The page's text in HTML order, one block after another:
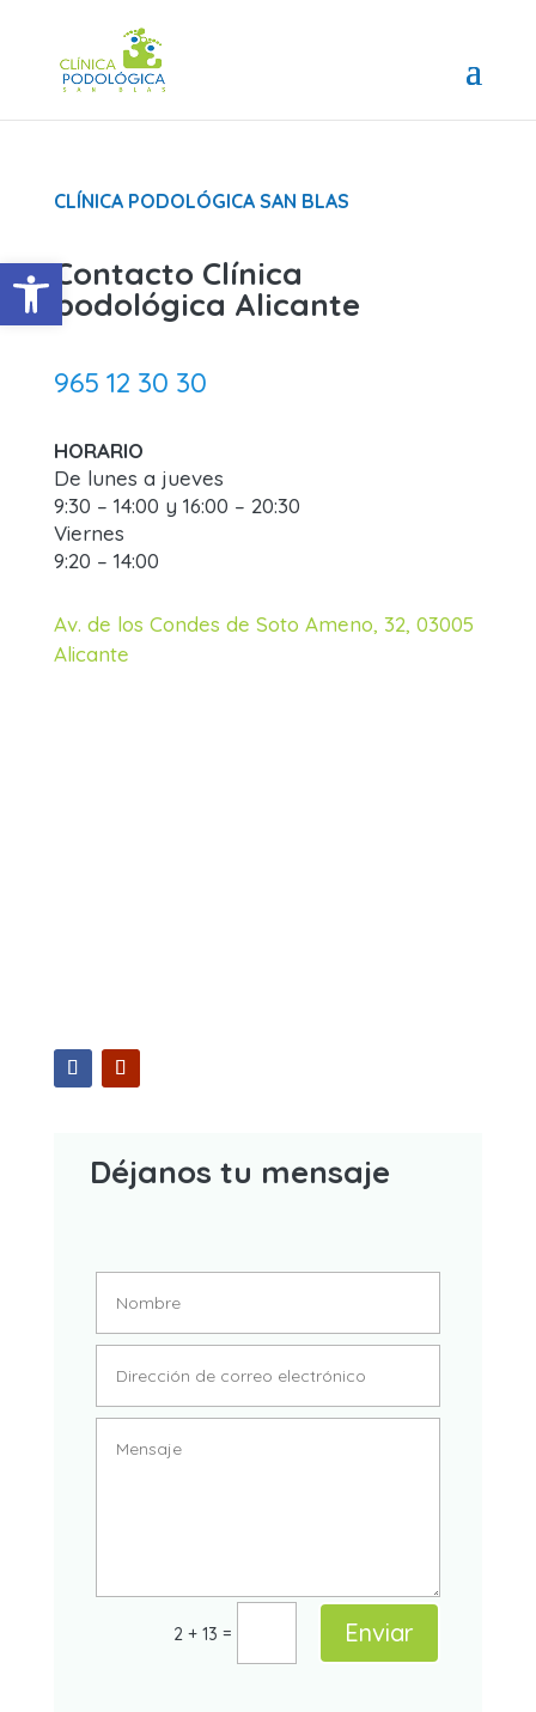
CLÍNICA PODOLÓGICA SAN BLAS
Contacto Clínica
podológica Alicante
965 12 30 30
HORARIO
De lunes a jueves
9:30 – 14:00 y 16:00 – 20:30
Viernes
9:20 – 14:00
Av. de los Condes de Soto Ameno, 32, 03005
Alicante
Déjanos tu mensaje
2 + 13 = Enviar
Abrir barra de herramientas